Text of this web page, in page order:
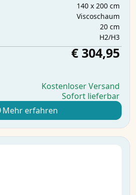
140 x 200 cm
Viscoschaum
20 cm
H2/H3
€ 304,95
Kostenloser Versand
Sofort lieferbar
Mehr erfahren